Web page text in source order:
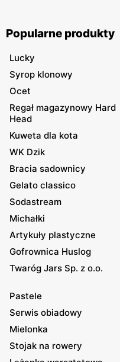
Popularne produkty
Lucky
Syrop klonowy
Ocet
Regał magazynowy Hard
Head
Kuweta dla kota
WK Dzik
Bracia sadownicy
Gelato classico
Sodastream
Michałki
Artykuły plastyczne
Gofrownica Huslog
Twaróg Jars Sp. z o.o.
Pastele
Serwis obiadowy
Mielonka
Stojak na rowery